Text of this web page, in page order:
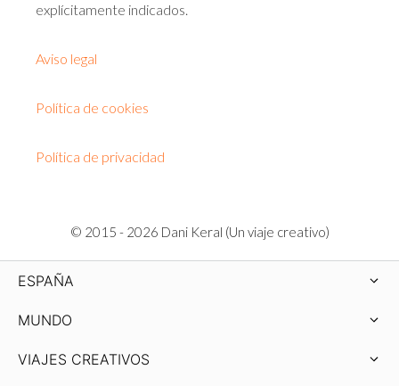
explícitamente indicados.
Aviso legal
Política de cookies
Política de privacidad
© 2015 - 2026 Dani Keral (Un viaje creativo)
ESPAÑA
MUNDO
VIAJES CREATIVOS